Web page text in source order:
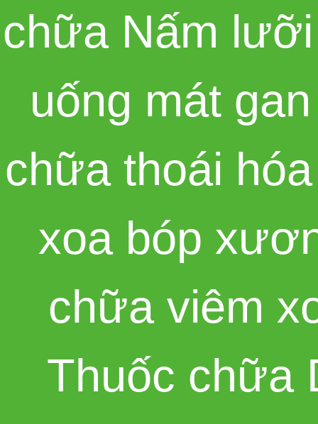
chữa Nấm
uống mát
chữa thoái
xoa bóp
chữa viêm
Thuốc chữa